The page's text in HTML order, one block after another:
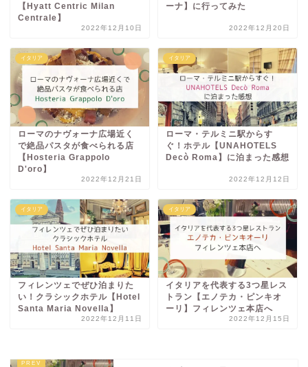
【Hyatt Centric Milan
Centrale】
2022年12月10日
ーナ】に行ってみた
2022年12月20日
イタリア
ローマのナヴォーナ広場近く
で絶品パスタが食べられる店
【Hosteria Grappolo
D'oro】
2022年12月21日
イタリア
ローマ・テルミニ駅からす
ぐ！ホテル【UNAHOTELS
Decò Roma】に泊まった感想
2022年12月12日
イタリア
フィレンツェでぜひ泊まりた
い！クラシックホテル【Hotel
Santa Maria Novella】
2022年12月11日
イタリア
イタリアを代表する3つ星レス
トラン【エノテカ・ピンキオ
ーリ】フィレンツェ本店へ
2022年12月15日